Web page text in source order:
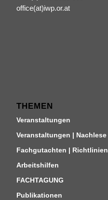
office(at)iwp.or.at
THEMEN
Veranstaltungen
Veranstaltungen | Nachlese
Fachgutachten | Richtlinien
Arbeitshilfen
FACHTAGUNG
Publikationen